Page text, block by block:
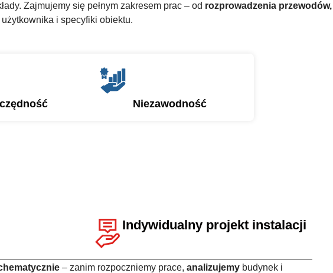
Zajmujemy się pełnym zakresem prac – od rozprowadzenia przewodów,
i specyfiki obiektu.
Niezawodność
Indywidualny projekt instalacji
– zanim rozpoczniemy prace,analizujemy budynek i